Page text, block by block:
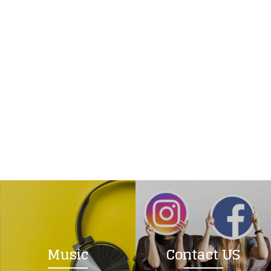
Music Contact US